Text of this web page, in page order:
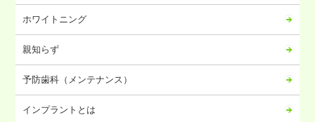
2023年07月
2023年06月
2023年05月
2023年04月
2023年03月
2023年02月
ホワイトニング
親知らず
予防歯科（メンテナンス）
インプラントとは